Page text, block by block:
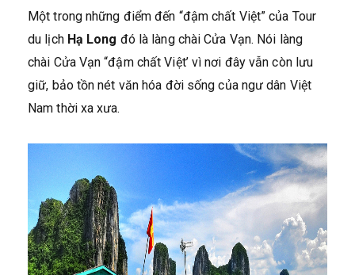
Một trong những điểm đến “đậm chất Việt” của Tour
du lịchHạ Long đó là làng chài Cửa Vạn. Nói làng
chài Cửa Vạn “đậm chất Việt’ vì nơi đây vẫn còn lưu
giữ, bảo tồn nét văn hóa đời sống của ngư dân Việt
Nam thời xa xưa.